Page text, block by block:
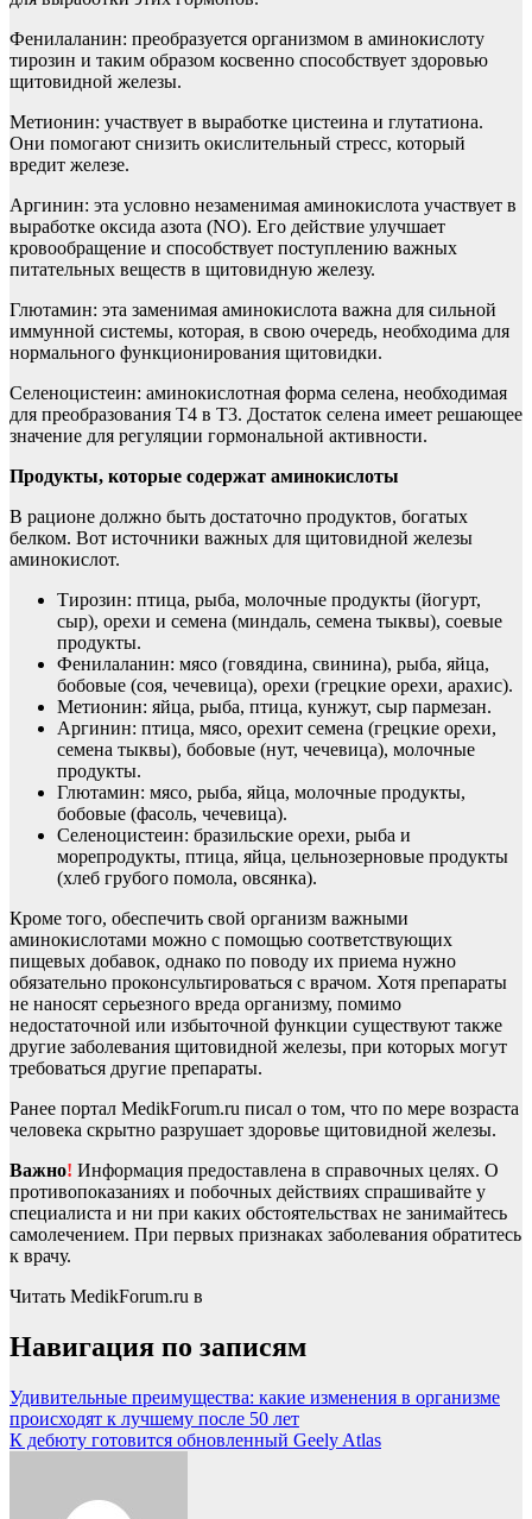
Фенилаланин: преобразуется организмом в аминокислоту
тирозин и таким образом косвенно способствует здоровью
щитовидной железы.
Метионин: участвует в выработке цистеина и глутатиона.
Они помогают снизить окислительный стресс, который
вредит железе.
Аргинин: эта условно незаменимая аминокислота участвует в
выработке оксида азота (NO). Его действие улучшает
кровообращение и способствует поступлению важных
питательных веществ в щитовидную железу.
Глютамин: эта заменимая аминокислота важна для сильной
иммунной системы, которая, в свою очередь, необходима для
нормального функционирования щитовидки.
Селеноцистеин: аминокислотная форма селена, необходимая
для преобразования Т4 в Т3. Достаток селена имеет решающее
значение для регуляции гормональной активности.
Продукты, которые содержат аминокислоты
В рационе должно быть достаточно продуктов, богатых
белком. Вот источники важных для щитовидной железы
аминокислот.
Тирозин: птица, рыба, молочные продукты (йогурт,
сыр), орехи и семена (миндаль, семена тыквы), соевые
продукты.
Фенилаланин: мясо (говядина, свинина), рыба, яйца,
бобовые (соя, чечевица), орехи (грецкие орехи, арахис).
Метионин: яйца, рыба, птица, кунжут, сыр пармезан.
Аргинин: птица, мясо, орехит семена (грецкие орехи,
семена тыквы), бобовые (нут, чечевица), молочные
продукты.
Глютамин: мясо, рыба, яйца, молочные продукты,
бобовые (фасоль, чечевица).
Селеноцистеин: бразильские орехи, рыба и
морепродукты, птица, яйца, цельнозерновые продукты
(хлеб грубого помола, овсянка).
Кроме того, обеспечить свой организм важными
аминокислотами можно с помощью соответствующих
пищевых добавок, однако по поводу их приема нужно
обязательно проконсультироваться с врачом. Хотя препараты
не наносят серьезного вреда организму, помимо
недостаточной или избыточной функции существуют также
другие заболевания щитовидной железы, при которых могут
требоваться другие препараты.
Ранее портал MedikForum.ru писал о том, что по мере возраста
человека скрытно разрушает здоровье щитовидной железы.
Важно! Информация предоставлена в справочных целях. О
противопоказаниях и побочных действиях спрашивайте у
специалиста и ни при каких обстоятельствах не занимайтесь
самолечением. При первых признаках заболевания обратитесь
к врачу.
Читать MedikForum.ru в
Навигация по записям
Удивительные преимущества: какие изменения в организме
происходят к лучшему после 50 лет
К дебюту готовится обновленный Geely Atlas